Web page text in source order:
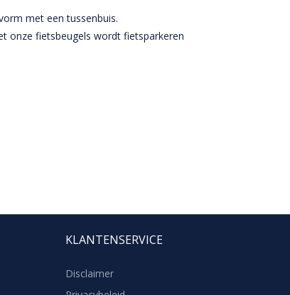
met een tussenbuis.
onze fietsbeugels wordt fietsparkeren
KLANTENSERVICE
Disclaimer